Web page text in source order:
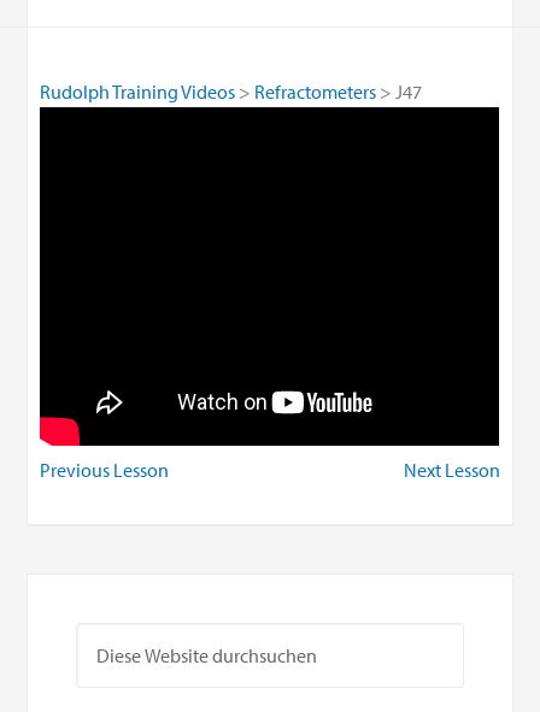
Rudolph Training Videos Refractometers J47
Previous Lesson Next Lesson